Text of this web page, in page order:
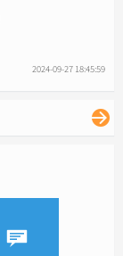
2024-09-27 18:45:59